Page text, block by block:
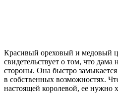
Красивый ореховый и медовый
свидетельствует о том, что
стороны. Она быстро замыкается
в собственных возможностях.
настоящей королевой, ее нужно